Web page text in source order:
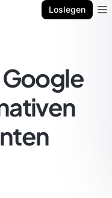
Loslegen
Google